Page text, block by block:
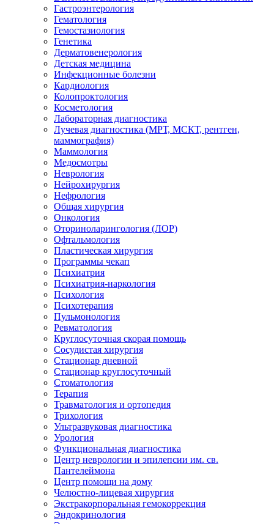
Гастроэнтерология
Гематология
Гемостазиология
Генетика
Дерматовенерология
Детская медицина
Инфекционные болезни
Кардиология
Колопроктология
Косметология
Лабораторная диагностика
Лучевая диагностика (МРТ, МСКТ, рентген,
маммография)
Маммология
Медосмотры
Неврология
Нейрохирургия
Нефрология
Общая хирургия
Онкология
Оториноларингология (ЛОР)
Офтальмология
Пластическая хирургия
Программы чекап
Психиатрия
Психиатрия-наркология
Психология
Психотерапия
Пульмонология
Ревматология
Круглосуточная скорая помощь
Сосудистая хирургия
Стационар дневной
Стационар круглосуточный
Стоматология
Терапия
Травматология и ортопедия
Трихология
Ультразвуковая диагностика
Урология
Функциональная диагностика
Центр неврологии и эпилепсии им. св.
Пантелеймона
Центр помощи на дому
Челюстно-лицевая хирургия
Экстракорпоральная гемокоррекция
Эндокринология